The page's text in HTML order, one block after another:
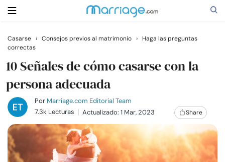
Buscar
Casarse
Relaciones
Familia
Casarse › Consejos previos al matrimonio ›
Haga las preguntas
correctas
10 Señales de cómo casarse con la
persona adecuada
Por Marriage.com Editorial Team
7.3k Lecturas
Actualizado: 1 Mar, 2023 Share